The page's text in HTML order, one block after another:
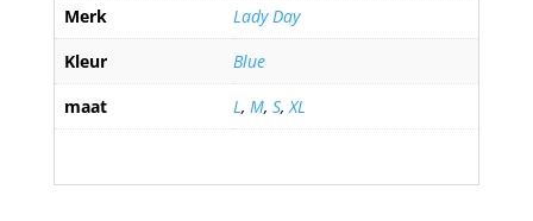
Merk
Lady Day
Kleur
Blue
maat
L, M, S, XL